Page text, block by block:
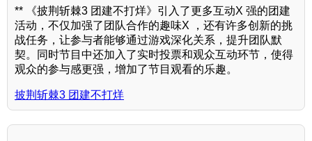
** 《披荆斩棘3 团建不打烊》引入了更多互动X 强的团建
活动，不仅加强了团队合作的趣味X ，还有许多创新的挑
战任务，让参与者能够通过游戏深化关系，提升团队默
契。同时节目中还加入了实时投票和观众互动环节，使得
观众的参与感更强，增加了节目观看的乐趣。
披荆斩棘3 团建不打烊